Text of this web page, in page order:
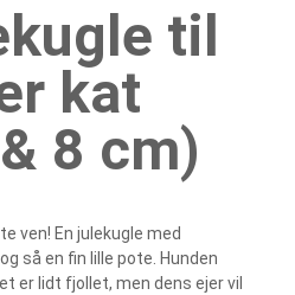
til
kat
8 cm)
ven! En julekugle med
så en fin lille pote. Hunden
er lidt fjollet, men dens ejer vil